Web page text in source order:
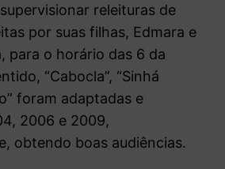
releituras de
por suas filhas, Edmara e
para o horário das 6 da
“Cabocla”, “Sinhá
foram adaptadas e
2006 e 2009,
obtendo boas audiências.